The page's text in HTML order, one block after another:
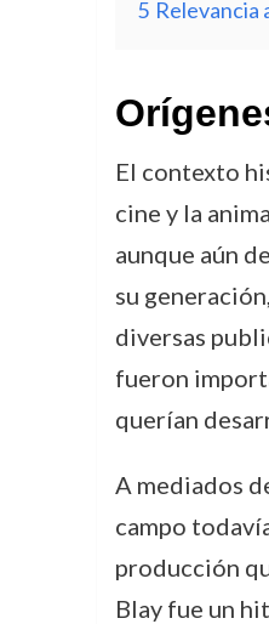
5 Relevancia
El contexto
cine y la
aunque aún
su
diversas
fueron
querían
A mediados
campo
producción
Blay fue un